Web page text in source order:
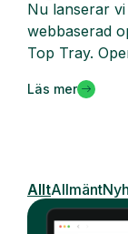
Nu lanserar
webbaserad
Top Tray.
Läs mer
AlltAllmänt